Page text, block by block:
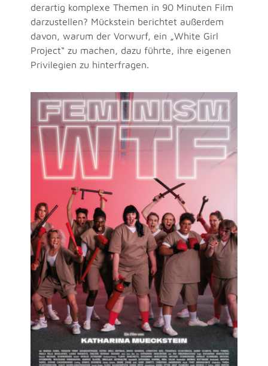
derartig komplexe Themen in 90 Minuten Film
darzustellen? Mückstein berichtet außerdem
davon, warum der Vorwurf, ein „White Girl
Project“ zu machen, dazu führte, ihre eigenen
Privilegien zu hinterfragen.